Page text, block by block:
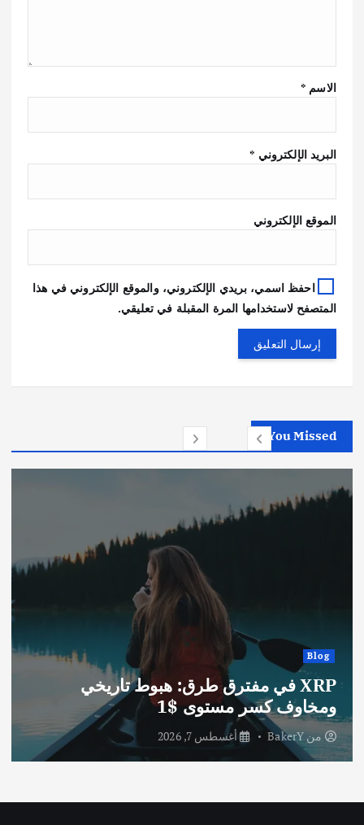
الاسم *
البريد الإلكتروني *
الموقع الإلكتروني
احفظ اسمي، بريدي الإلكتروني، والموقع الإلكتروني في هذا
المتصفح لاستخدامها المرة المقبلة في تعليقي.
You Missed
Blog
XRP في مفترق طرق: هبوط تاريخي
ومخاوف كسر مستوى $1
منBakerY أغسطس 7, 2026